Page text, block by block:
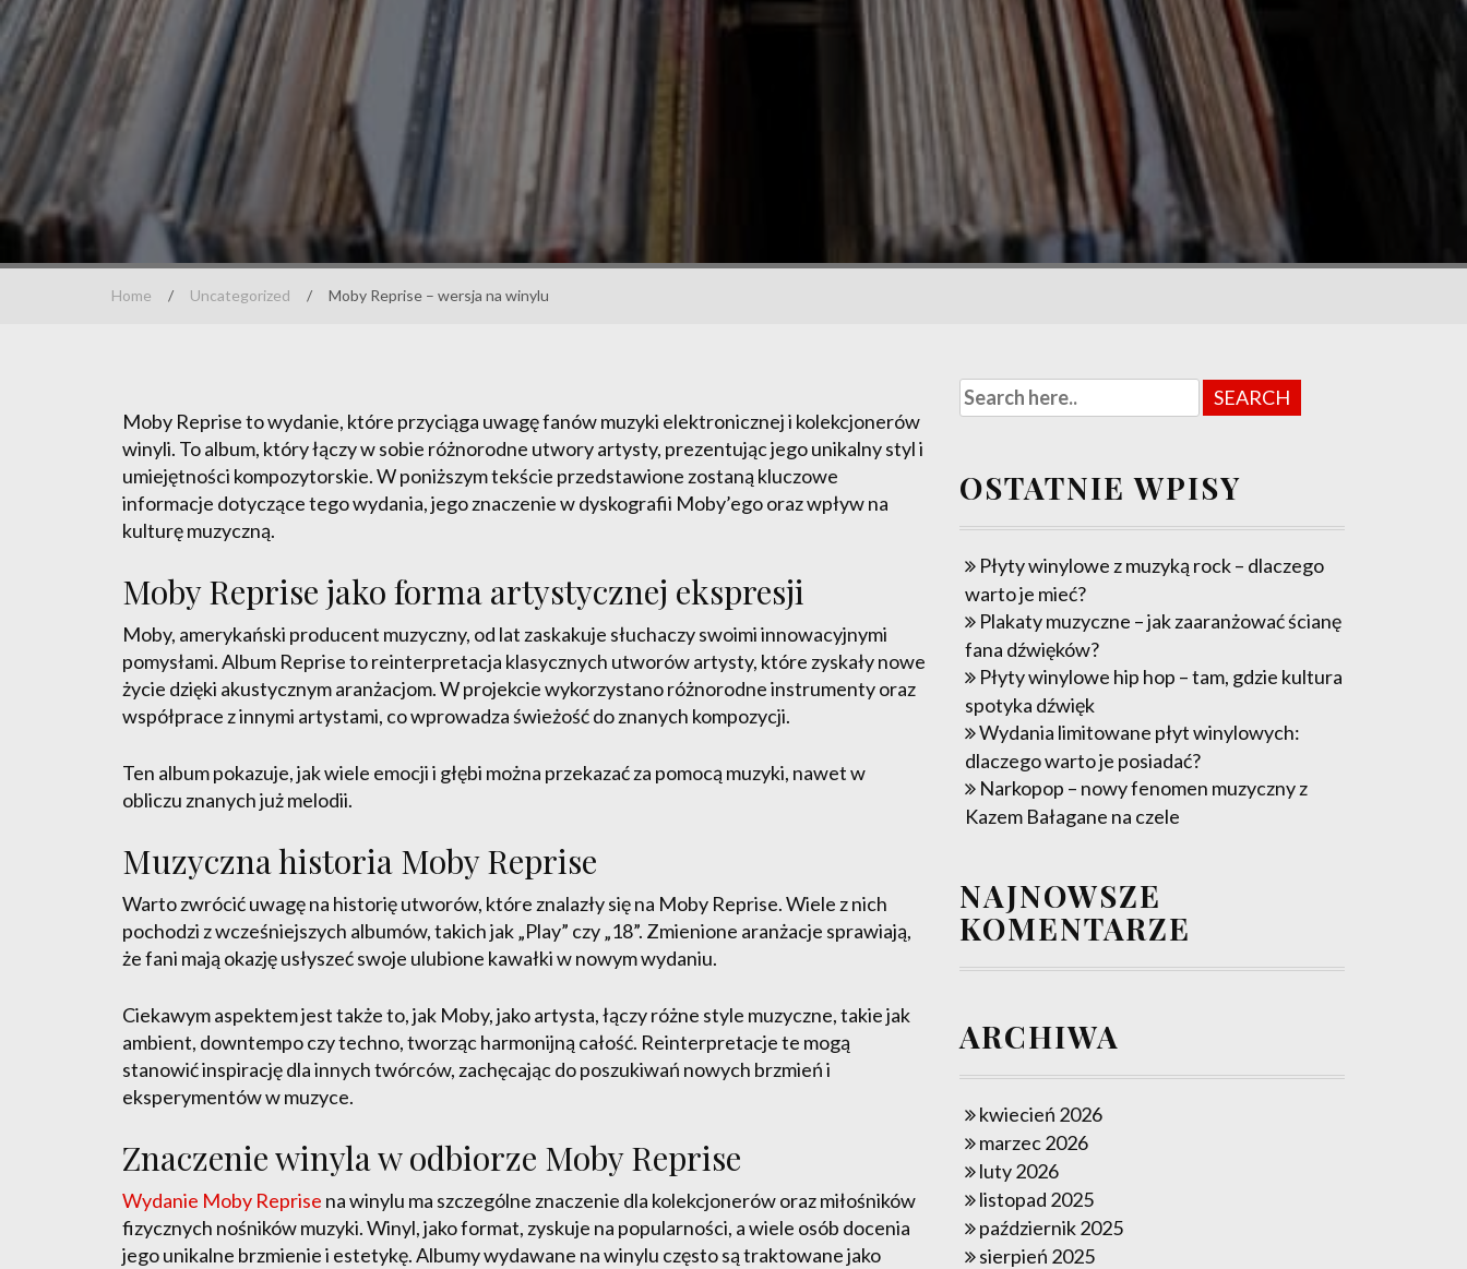
Home / Uncategorized / Moby Reprise – wersja na winylu
Moby Reprise to wydanie, które przyciąga uwagę fanów muzyki elektronicznej i kolekcjonerów
winyli. To album, który łączy w sobie różnorodne utwory artysty, prezentując jego unikalny styl i
umiejętności kompozytorskie. W poniższym tekście przedstawione zostaną kluczowe
informacje dotyczące tego wydania, jego znaczenie w dyskografii Moby’ego oraz wpływ na
kulturę muzyczną.
Moby Reprise jako forma artystycznej ekspresji
Moby, amerykański producent muzyczny, od lat zaskakuje słuchaczy swoimi innowacyjnymi
pomysłami. Album Reprise to reinterpretacja klasycznych utworów artysty, które zyskały nowe
życie dzięki akustycznym aranżacjom. W projekcie wykorzystano różnorodne instrumenty oraz
współprace z innymi artystami, co wprowadza świeżość do znanych kompozycji.
Ten album pokazuje, jak wiele emocji i głębi można przekazać za pomocą muzyki, nawet w
obliczu znanych już melodii.
Muzyczna historia Moby Reprise
Warto zwrócić uwagę na historię utworów, które znalazły się na Moby Reprise. Wiele z nich
pochodzi z wcześniejszych albumów, takich jak „Play” czy „18”. Zmienione aranżacje sprawiają,
że fani mają okazję usłyszeć swoje ulubione kawałki w nowym wydaniu.
Ciekawym aspektem jest także to, jak Moby, jako artysta, łączy różne style muzyczne, takie jak
ambient, downtempo czy techno, tworząc harmonijną całość. Reinterpretacje te mogą
stanowić inspirację dla innych twórców, zachęcając do poszukiwań nowych brzmień i
eksperymentów w muzyce.
Znaczenie winyla w odbiorze Moby Reprise
Wydanie Moby Reprise na winylu ma szczególne znaczenie dla kolekcjonerów oraz miłośników
fizycznych nośników muzyki. Winyl, jako format, zyskuje na popularności, a wiele osób docenia
jego unikalne brzmienie i estetykę. Albumy wydawane na winylu często są traktowane jako
OSTATNIE WPISY
Płyty winylowe z muzyką rock – dlaczego
warto je mieć?
Plakaty muzyczne – jak zaaranżować ścianę
fana dźwięków?
Płyty winylowe hip hop – tam, gdzie kultura
spotyka dźwięk
Wydania limitowane płyt winylowych:
dlaczego warto je posiadać?
Narkopop – nowy fenomen muzyczny z
Kazem Bałagane na czele
NAJNOWSZE
KOMENTARZE
ARCHIWA
kwiecień 2026
marzec 2026
luty 2026
listopad 2025
październik 2025
sierpień 2025